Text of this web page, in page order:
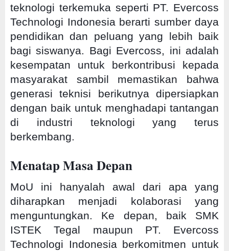
teknologi terkemuka seperti PT. Evercoss
Technologi Indonesia berarti sumber daya
pendidikan dan peluang yang lebih baik
bagi siswanya. Bagi Evercoss, ini adalah
kesempatan untuk berkontribusi kepada
masyarakat sambil memastikan bahwa
generasi teknisi berikutnya dipersiapkan
dengan baik untuk menghadapi tantangan
di industri teknologi yang terus
berkembang.
Menatap Masa Depan
MoU ini hanyalah awal dari apa yang
diharapkan menjadi kolaborasi yang
menguntungkan. Ke depan, baik SMK
ISTEK Tegal maupun PT. Evercoss
Technologi Indonesia berkomitmen untuk